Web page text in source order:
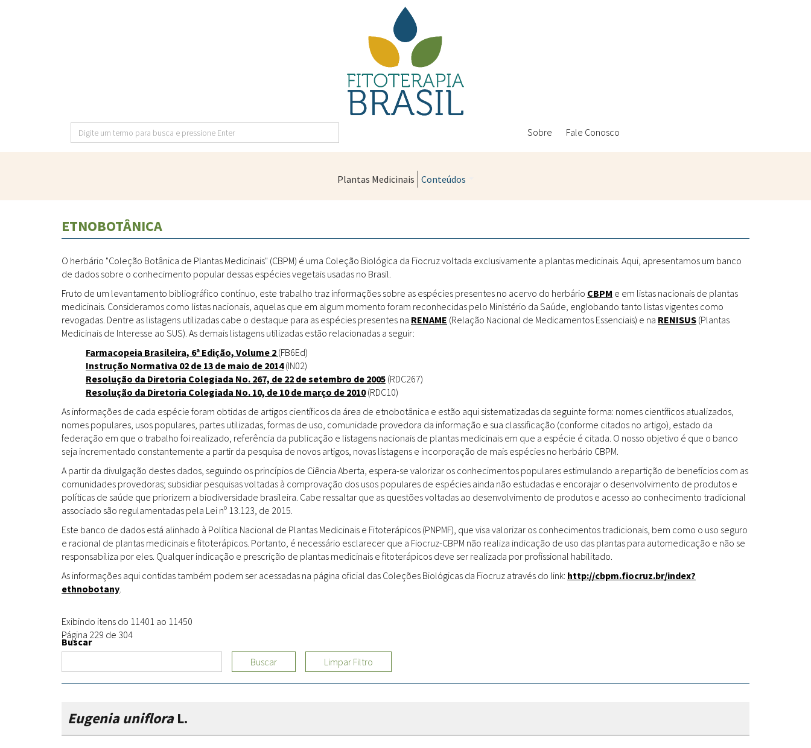
pressione
Enter
Sobre Fale Conosco
Plantas Medicinais Conteúdos
Sanitárias
Políticas
Metodologias
Farmácias Vivas
Medicinais
Conceitos
Livros
Periódicos
Produções Acadêmicas
Todos
Grupos de Pesquisa
Sementes, Mudas &
Plantas
Produto & Indústria Padrões
Fitoterápicos
Educação & Arte
Sites
ETNOBOTÂNICA
O herbário "Coleção Botânica de Plantas Medicinais" (CBPM) é uma Coleção Biológica da Fiocruz voltada exclusivamente a plantas medicinais. Aqui, apresentamos um banco
de dados sobre o conhecimento popular dessas espécies vegetais usadas no Brasil.
Fruto de um levantamento bibliográfico contínuo, este trabalho traz informações sobre as espécies presentes no acervo do herbário CBPM e em listas nacionais de plantas
medicinais. Consideramos como listas nacionais, aquelas que em algum momento foram reconhecidas pelo Ministério da Saúde, englobando tanto listas vigentes como
revogadas. Dentre as listagens utilizadas cabe o destaque para as espécies presentes na RENAME (Relação Nacional de Medicamentos Essenciais) e na RENISUS (Plantas
Medicinais de Interesse ao SUS). As demais listagens utilizadas estão relacionadas a seguir:
Farmacopeia Brasileira, 6ª Edição, Volume 2 (FB6Ed)
Instrução Normativa 02 de 13 de maio de 2014(IN02)
Resolução da Diretoria Colegiada No. 267, de 22 de setembro de 2005 (RDC267)
Resolução da Diretoria Colegiada No. 10, de 10 de março de 2010(RDC10)
As informações de cada espécie foram obtidas de artigos científicos da área de etnobotânica e estão aqui sistematizadas da seguinte forma: nomes científicos atualizados,
nomes populares, usos populares, partes utilizadas, formas de uso, comunidade provedora da informação e sua classificação (conforme citados no artigo), estado da
federação em que o trabalho foi realizado, referência da publicação e listagens nacionais de plantas medicinais em que a espécie é citada. O nosso objetivo é que o banco
seja incrementado constantemente a partir da pesquisa de novos artigos, novas listagens e incorporação de mais espécies no herbário CBPM.
A partir da divulgação destes dados, seguindo os princípios de Ciência Aberta, espera-se valorizar os conhecimentos populares estimulando a repartição de benefícios com as
comunidades provedoras; subsidiar pesquisas voltadas à comprovação dos usos populares de espécies ainda não estudadas e encorajar o desenvolvimento de produtos e
políticas de saúde que priorizem a biodiversidade brasileira. Cabe ressaltar que as questões voltadas ao desenvolvimento de produtos e acesso ao conhecimento tradicional
associado são regulamentadas pela Lei nº 13.123, de 2015.
Este banco de dados está alinhado à Política Nacional de Plantas Medicinais e Fitoterápicos (PNPMF), que visa valorizar os conhecimentos tradicionais, bem como o uso seguro
e racional de plantas medicinais e fitoterápicos. Portanto, é necessário esclarecer que a Fiocruz-CBPM não realiza indicação de uso das plantas para automedicação e não se
responsabiliza por eles. Qualquer indicação e prescrição de plantas medicinais e fitoterápicos deve ser realizada por profissional habilitado.
As informações aqui contidas também podem ser acessadas na página oficial das Coleções Biológicas da Fiocruz através do link: http://cbpm.fiocruz.br/index?
ethnobotany.
Exibindo itens do 11401 ao 11450
Página 229 de 304
Buscar
Buscar
Limpar Filtro
Eugenia unifloraL.